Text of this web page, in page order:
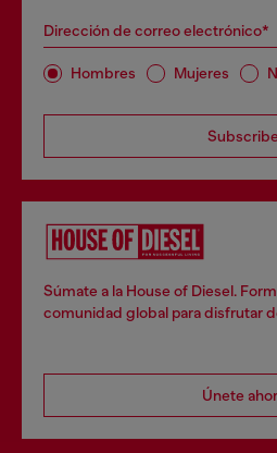
Dirección de correo electrónico*
Hombres Mujeres
Subscribe
Súmate a la House of Diesel.
comunidad global para disfrutar
Únete